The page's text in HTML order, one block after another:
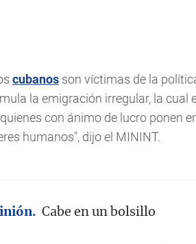
cubanos son víctimas de la
la emigración irregular, la cual
con ánimo de lucro ponen
humanos", dijo el MININT.
Cabe en un bolsillo